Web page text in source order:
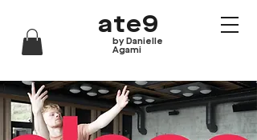
ate9
by Danielle
Agami